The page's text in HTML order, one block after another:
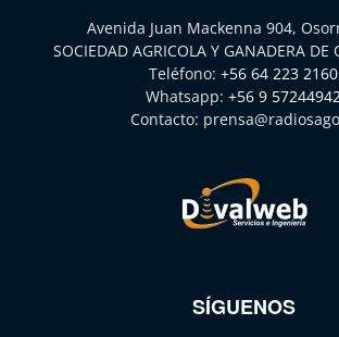
Avenida Juan Mackenna 904,
SOCIEDAD AGRICOLA Y GANADERA DE
Teléfono: +56 64 223 2160
Whatsapp: +56 9 57244942
Contacto:
SÍGUENOS